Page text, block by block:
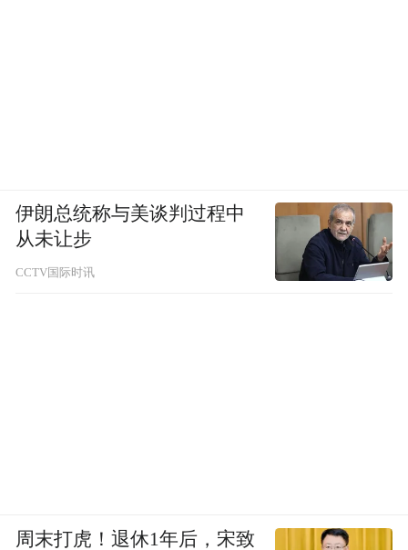
伊朗总统称与美谈判过程中
从未让步
CCTV国际时讯
周末打虎！退休1年后，宋致